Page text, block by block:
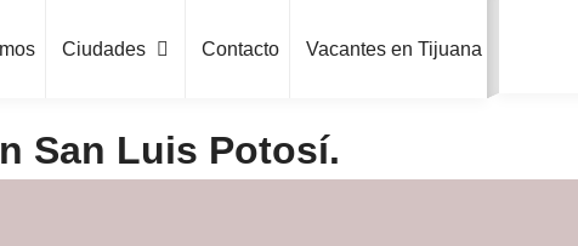
Ciudades Contacto Vacantes en Tijuana
San Luis Potosí.